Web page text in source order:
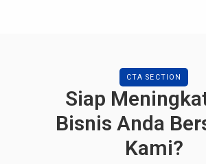
CTA SECTION
Siap
Bisnis Anda
Kami?